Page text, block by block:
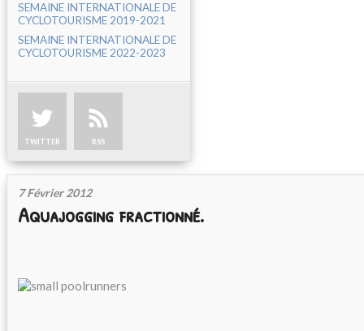
SEMAINE INTERNATIONALE DE
CYCLOTOURISME 2019-2021
SEMAINE INTERNATIONALE DE
CYCLOTOURISME 2022-2023
TWITTER RSS
7 Février 2012
Aquajogging fractionné.